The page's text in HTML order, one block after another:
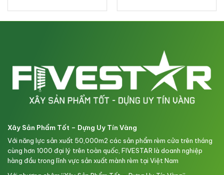
Xây Sản Phẩm Tốt – Dựng Uy Tín Vàng
Với năng lực sản xuất 50,000m2 các sản phẩm rèm cửa trên tháng
cùng hơn 1000 đại lý trên toàn quốc, FIVESTAR là doanh nghiệp
hàng đầu trong lĩnh vực sản xuất mành rèm tại Việt Nam